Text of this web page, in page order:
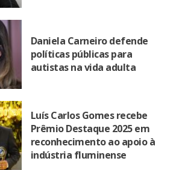
Daniela Carneiro defende
políticas públicas para
autistas na vida adulta
Luís Carlos Gomes recebe
Prêmio Destaque 2025 em
reconhecimento ao apoio à
indústria fluminense